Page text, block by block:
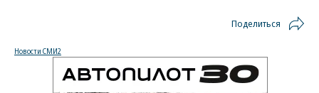
Поделиться
Новости СМИ2